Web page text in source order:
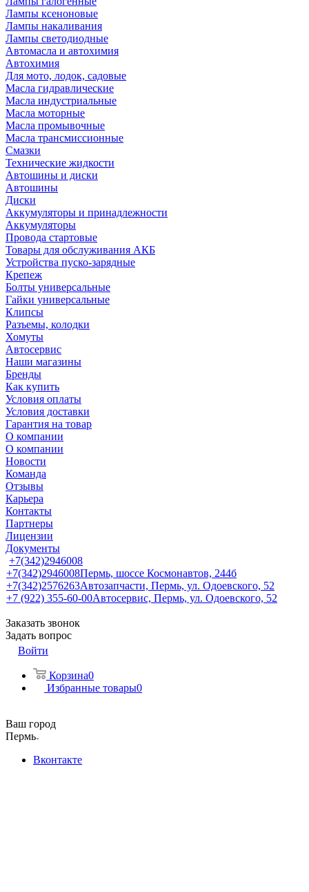
Лампы ксеноновые
Лампы накаливания
Лампы светодиодные
Автомасла и автохимия
Автохимия
Для мото, лодок, садовые
Масла гидравлические
Масла индустриальные
Масла моторные
Масла промывочные
Масла трансмиссионные
Смазки
Технические жидкости
Автошины и диски
Автошины
Диски
Аккумуляторы и принадлежности
Аккумуляторы
Провода стартовые
Товары для обслуживания АКБ
Устройства пуско-зарядные
Крепеж
Болты универсальные
Гайки универсальные
Клипсы
Разъемы, колодки
Хомуты
Автосервис
Наши магазины
Бренды
Как купить
Условия оплаты
Условия доставки
Гарантия на товар
О компании
О компании
Новости
Команда
Отзывы
Карьера
Контакты
Партнеры
Лицензии
Документы
+7(342)2946008
+7(342)2946008Пермь, шоссе Космонавтов, 244б
+7(342)2576263Автозапчасти, Пермь, ул. Одоевского, 52
+7 (922) 355-60-00Автосервис, Пермь, ул. Одоевского, 52
Заказать звонок
Задать вопрос
Войти
Корзина0
Избранные товары0
Ваш город
Пермь
Вконтакте